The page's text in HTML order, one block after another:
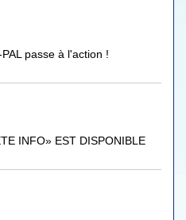
passe à l'action !
INFO» EST DISPONIBLE